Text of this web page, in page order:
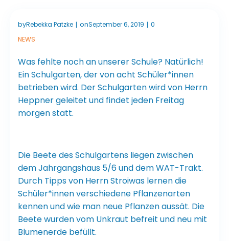
byRebekka Patzke | onSeptember 6, 2019 | 0
NEWS
Was fehlte noch an unserer Schule? Natürlich!
Ein Schulgarten, der von acht Schüler*innen
betrieben wird. Der Schulgarten wird von Herrn
Heppner geleitet und findet jeden Freitag
morgen statt.
Die Beete des Schulgartens liegen zwischen
dem Jahrgangshaus 5/6 und dem WAT-Trakt.
Durch Tipps von Herrn Stroiwas lernen die
Schüler*innen verschiedene Pflanzenarten
kennen und wie man neue Pflanzen aussät. Die
Beete wurden vom Unkraut befreit und neu mit
Blumenerde befüllt.